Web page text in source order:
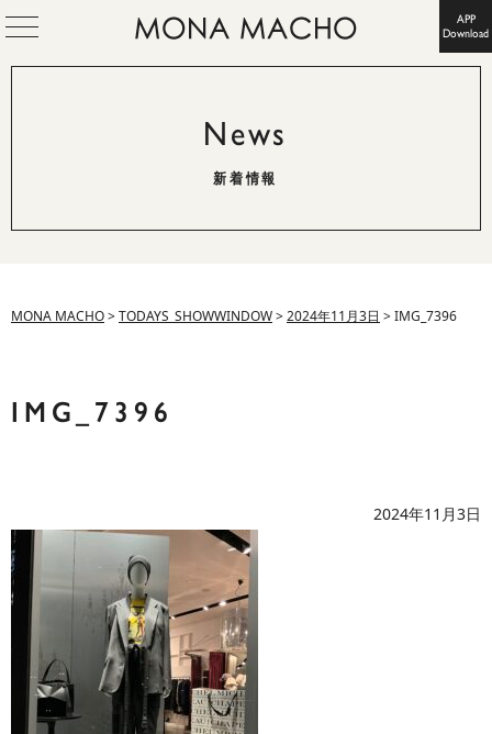
APP
Download
News
新着情報
MONA MACHO>TODAYS_SHOWWINDOW>2024年11月3日 >IMG_7396
IMG_7396
2024年11月3日